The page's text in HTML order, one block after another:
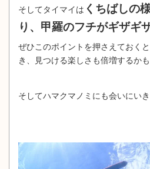
そしてタイマイは くちばしの
り、甲羅のフチがギザギ
ぜひこのポイントを押さえておく
き、見つける楽しさも倍増するか
そしてハマクマノミにも会いにい